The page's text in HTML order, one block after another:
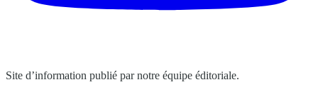
Site d’information publié par notre équipe éditoriale.